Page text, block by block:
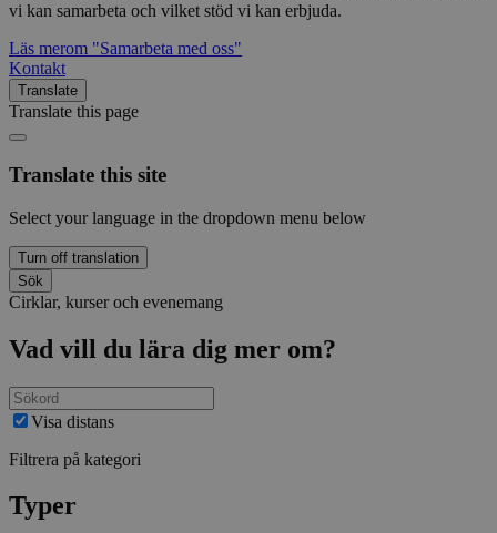
vi kan samarbeta och vilket stöd vi kan erbjuda.
Läs merom "Samarbeta med oss"
Kontakt
Translate
Translate this page
Translate this site
Select your language in the dropdown menu below
Turn off translation
Sök
Cirklar, kurser och evenemang
Vad vill du lära dig mer om?
Visa distans
Filtrera på kategori
Typer